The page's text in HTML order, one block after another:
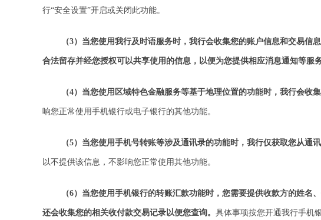
行“安全设置”开启或关闭此功能。
（3）当您使用我行及时语服务时，我行会收集您的账户信息和交易
合法留存并经您授权可以共享使用的信息，以便为您提供相应消息通知等服务
（4）当您使用区域特色金融服务等基于地理位置的功能时，我行会收
响您正常使用手机银行或电子银行的其他功能。
（5）当您使用手机号转账等涉及通讯录的功能时，我行仅获取您从通
以不提供该信息，不影响您正常使用其他功能。
（6）当您使用手机银行的转账汇款功能时，您需要提供收款方的姓
还会收集您的相关收付款交易记录以便您查询。 具体事项按您开通我行手机